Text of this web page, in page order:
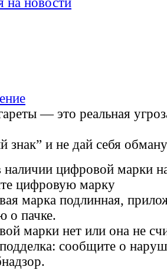
— это реальная
знак” и не дай себя
наличии цифровой марки
цифровую марку
марка подлинная,
о пачке.
марки нет или она не
сообщите о